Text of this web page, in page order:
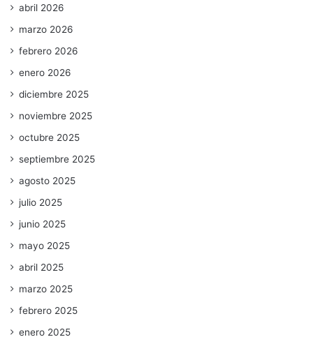
abril 2026
marzo 2026
febrero 2026
enero 2026
diciembre 2025
noviembre 2025
octubre 2025
septiembre 2025
agosto 2025
julio 2025
junio 2025
mayo 2025
abril 2025
marzo 2025
febrero 2025
enero 2025